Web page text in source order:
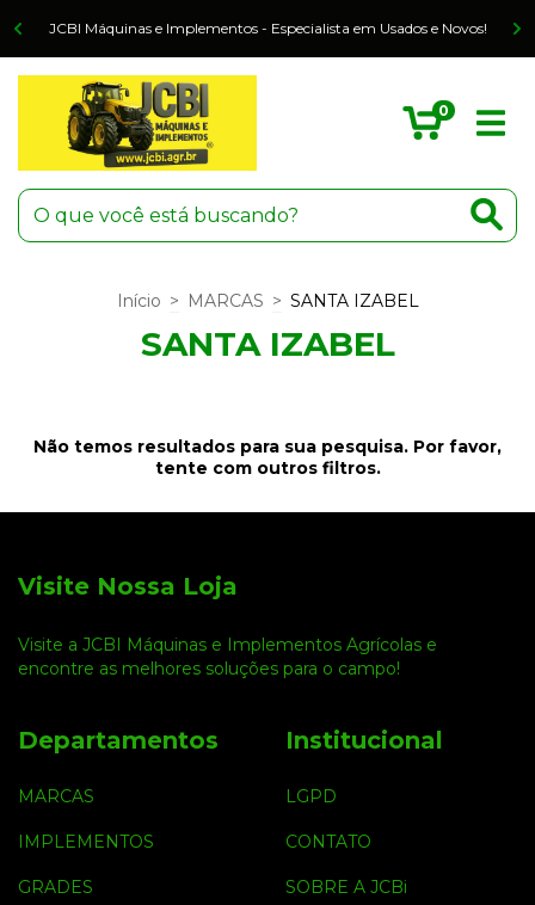
JCBI Máquinas e Implementos - Especialista em Usados e Novos!
0
Início > MARCAS > SANTA IZABEL
SANTA IZABEL
Não temos resultados para sua pesquisa. Por favor,
tente com outros filtros.
Visite Nossa Loja
Visite a JCBI Máquinas e Implementos Agrícolas e
encontre as melhores soluções para o campo!
Departamentos
MARCAS
IMPLEMENTOS
GRADES
Institucional
LGPD
CONTATO
SOBRE A JCBi